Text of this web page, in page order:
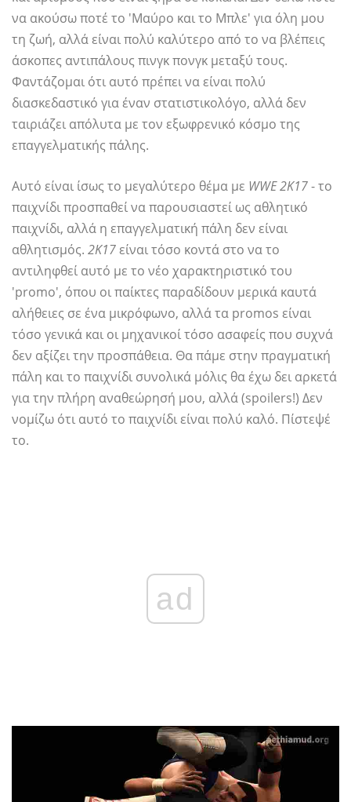
να ακούσω ποτέ το 'Μαύρο και το Μπλε' για όλη μου
τη ζωή, αλλά είναι πολύ καλύτερο από το να βλέπεις
άσκοπες αντιπάλους πινγκ πονγκ μεταξύ τους.
Φαντάζομαι ότι αυτό πρέπει να είναι πολύ
διασκεδαστικό για έναν στατιστικολόγο, αλλά δεν
ταιριάζει απόλυτα με τον εξωφρενικό κόσμο της
επαγγελματικής πάλης.
Αυτό είναι ίσως το μεγαλύτερο θέμα με WWE 2K17- το
παιχνίδι προσπαθεί να παρουσιαστεί ως αθλητικό
παιχνίδι, αλλά η επαγγελματική πάλη δεν είναι
αθλητισμός. 2Κ17είναι τόσο κοντά στο να το
αντιληφθεί αυτό με το νέο χαρακτηριστικό του
'promo', όπου οι παίκτες παραδίδουν μερικά καυτά
αλήθειες σε ένα μικρόφωνο, αλλά τα promos είναι
τόσο γενικά και οι μηχανικοί τόσο ασαφείς που συχνά
δεν αξίζει την προσπάθεια. Θα πάμε στην πραγματική
πάλη και το παιχνίδι συνολικά μόλις θα έχω δει αρκετά
για την πλήρη αναθεώρησή μου, αλλά (spoilers!) Δεν
νομίζω ότι αυτό το παιχνίδι είναι πολύ καλό. Πίστεψέ
το.
ad